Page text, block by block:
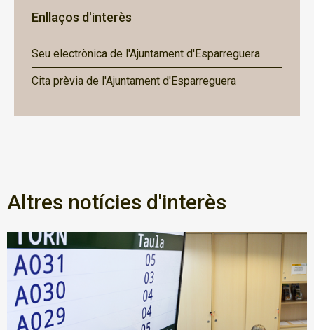
Enllaços d'interès
Seu electrònica de l'Ajuntament d'Esparreguera
Cita prèvia de l'Ajuntament d'Esparreguera
Altres notícies d'interès